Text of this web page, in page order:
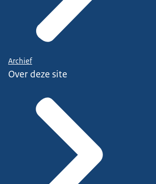
Archief
Over deze site